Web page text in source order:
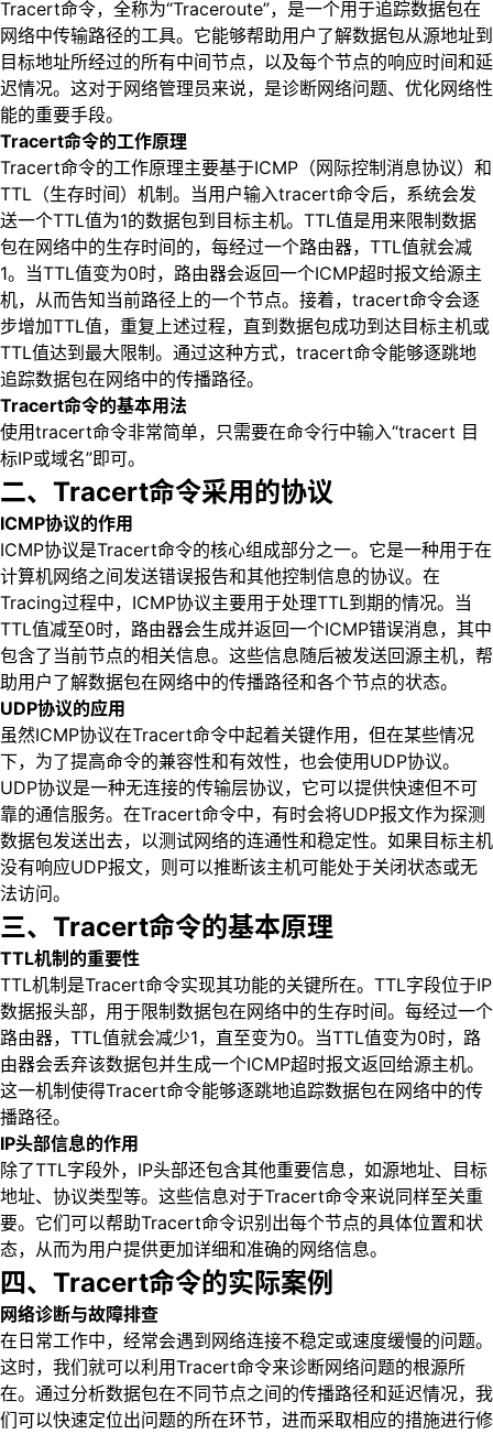
Tracert命令，全称为“Traceroute”，是一个用于追踪数据包在
网络中传输路径的工具。它能够帮助用户了解数据包从源地址到
目标地址所经过的所有中间节点，以及每个节点的响应时间和延
迟情况。这对于网络管理员来说，是诊断网络问题、优化网络性
能的重要手段。
Tracert命令的工作原理
Tracert命令的工作原理主要基于ICMP（网际控制消息协议）和
TTL（生存时间）机制。当用户输入tracert命令后，系统会发
送一个TTL值为1的数据包到目标主机。TTL值是用来限制数据
包在网络中的生存时间的，每经过一个路由器，TTL值就会减
1。当TTL值变为0时，路由器会返回一个ICMP超时报文给源主
机，从而告知当前路径上的一个节点。接着，tracert命令会逐
步增加TTL值，重复上述过程，直到数据包成功到达目标主机或
TTL值达到最大限制。通过这种方式，tracert命令能够逐跳地
追踪数据包在网络中的传播路径。
Tracert命令的基本用法
使用tracert命令非常简单，只需要在命令行中输入“tracert 目
标IP或域名”即可。
二、Tracert命令采用的协议
ICMP协议的作用
ICMP协议是Tracert命令的核心组成部分之一。它是一种用于在
计算机网络之间发送错误报告和其他控制信息的协议。在
Tracing过程中，ICMP协议主要用于处理TTL到期的情况。当
TTL值减至0时，路由器会生成并返回一个ICMP错误消息，其中
包含了当前节点的相关信息。这些信息随后被发送回源主机，帮
助用户了解数据包在网络中的传播路径和各个节点的状态。
UDP协议的应用
虽然ICMP协议在Tracert命令中起着关键作用，但在某些情况
下，为了提高命令的兼容性和有效性，也会使用UDP协议。
UDP协议是一种无连接的传输层协议，它可以提供快速但不可
靠的通信服务。在Tracert命令中，有时会将UDP报文作为探测
数据包发送出去，以测试网络的连通性和稳定性。如果目标主机
没有响应UDP报文，则可以推断该主机可能处于关闭状态或无
法访问。
三、Tracert命令的基本原理
TTL机制的重要性
TTL机制是Tracert命令实现其功能的关键所在。TTL字段位于IP
数据报头部，用于限制数据包在网络中的生存时间。每经过一个
路由器，TTL值就会减少1，直至变为0。当TTL值变为0时，路
由器会丢弃该数据包并生成一个ICMP超时报文返回给源主机。
这一机制使得Tracert命令能够逐跳地追踪数据包在网络中的传
播路径。
IP头部信息的作用
除了TTL字段外，IP头部还包含其他重要信息，如源地址、目标
地址、协议类型等。这些信息对于Tracert命令来说同样至关重
要。它们可以帮助Tracert命令识别出每个节点的具体位置和状
态，从而为用户提供更加详细和准确的网络信息。
四、Tracert命令的实际案例
网络诊断与故障排查
在日常工作中，经常会遇到网络连接不稳定或速度缓慢的问题。
这时，我们就可以利用Tracert命令来诊断网络问题的根源所
在。通过分析数据包在不同节点之间的传播路径和延迟情况，我
们可以快速定位出问题的所在环节，进而采取相应的措施进行修